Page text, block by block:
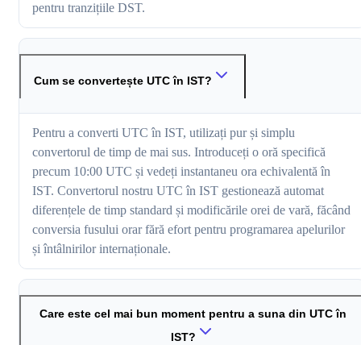
pentru tranzițiile DST.
Cum se convertește UTC în IST?
Pentru a converti UTC în IST, utilizați pur și simplu
convertorul de timp de mai sus. Introduceți o oră specifică
precum 10:00 UTC și vedeți instantaneu ora echivalentă în
IST. Convertorul nostru UTC în IST gestionează automat
diferențele de timp standard și modificările orei de vară, făcând
conversia fusului orar fără efort pentru programarea apelurilor
și întâlnirilor internaționale.
Care este cel mai bun moment pentru a suna din UTC în
IST?